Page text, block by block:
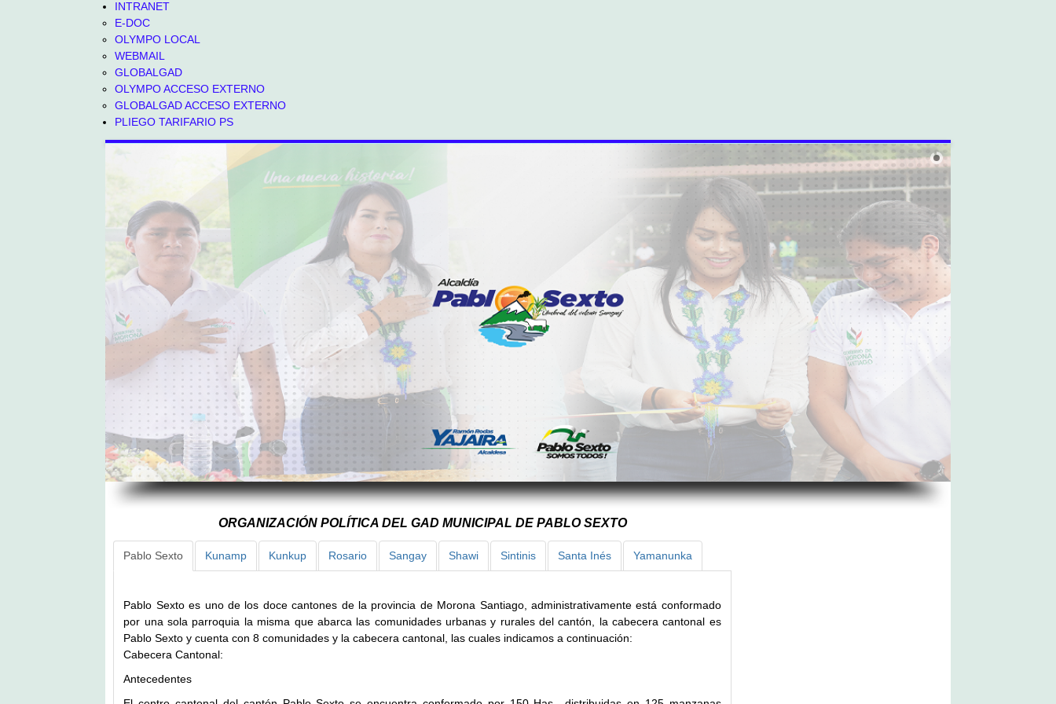
INTRANET
E-DOC
OLYMPO LOCAL
WEBMAIL
GLOBALGAD
OLYMPO ACCESO EXTERNO
GLOBALGAD ACCESO EXTERNO
PLIEGO TARIFARIO PS
ORGANIZACIÓN POLÍTICA DEL GAD MUNICIPAL DE PABLO SEXTO
Pablo Sexto Kunamp Kunkup Rosario Sangay Shawi Sintinis Santa Inés Yamanunka
Pablo Sexto es uno de los doce cantones de la provincia de Morona Santiago, administrativamente está conformado
por una sola parroquia la misma que abarca las comunidades urbanas y rurales del cantón, la cabecera cantonal es
Pablo Sexto y cuenta con 8 comunidades y la cabecera cantonal, las cuales indicamos a continuación:
Cabecera Cantonal:
Antecedentes